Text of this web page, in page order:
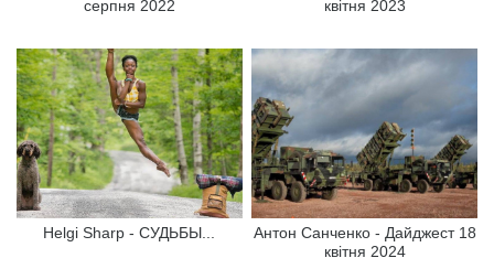
серпня 2022
квітня 2023
Helgi Sharp - СУДЬБЫ...
Антон Санченко - Дайджест 18
квітня 2024